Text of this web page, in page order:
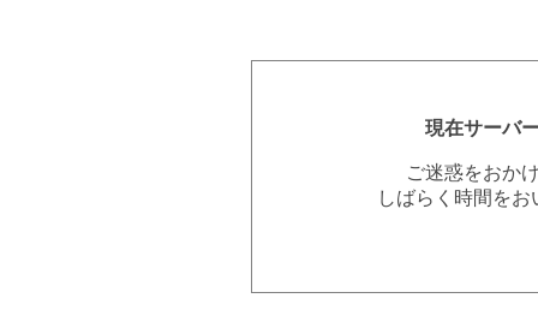
現在サーバ
ご迷惑をおか
しばらく時間を